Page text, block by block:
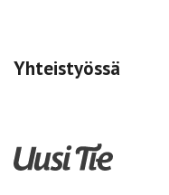
Yhteistyössä